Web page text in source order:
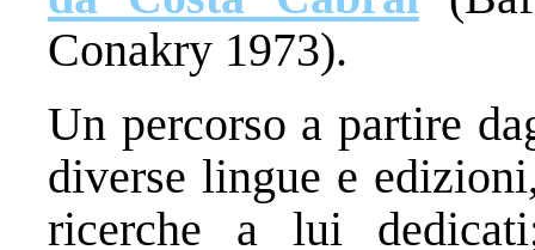
Conakry 1973).
Un percorso a partire
diverse lingue e
ricerche a lui